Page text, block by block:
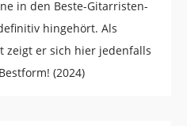
in den Beste-Gitarristen-
hingehört. Als
zeigt er sich hier jedenfalls
(2024)